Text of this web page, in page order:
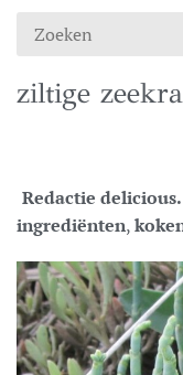
ziltige
Redactie delicious.
ingrediënten,